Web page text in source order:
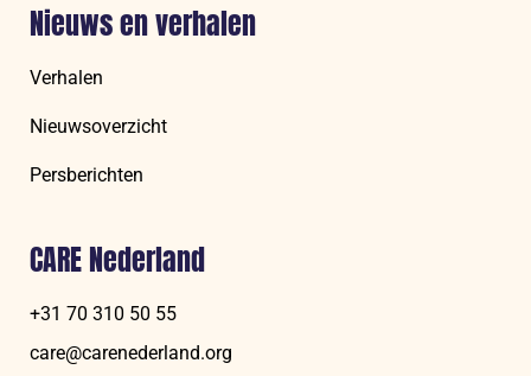
Nieuws en verhalen
Verhalen
Nieuwsoverzicht
Persberichten
CARE Nederland
+31 70 310 50 55
care@carenederland.org